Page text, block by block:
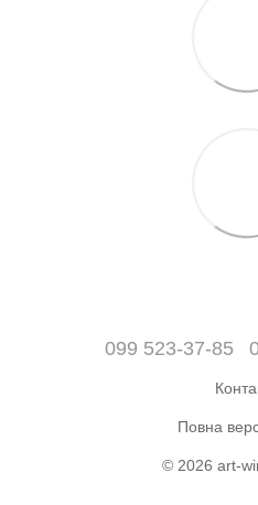
099 523-37-85
Повна
© 2026 art-